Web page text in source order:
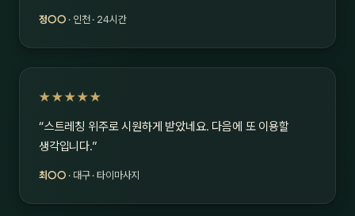
정○○ · 인천 · 24시간
★★★★★
“스트레칭 위주로 시원하게 받았네요. 다음에 또 이용할
생각입니다.”
최○○ · 대구 · 타이마사지